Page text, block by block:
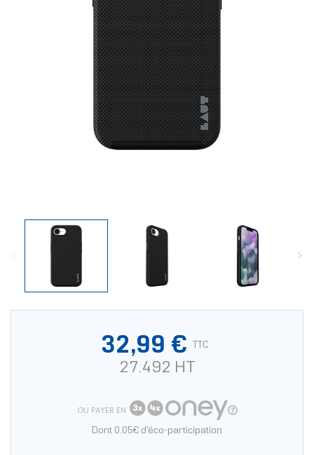
32,99 € TTC
27.492 HT
OU PAYER EN
Dont 0.05€ d'éco-participation